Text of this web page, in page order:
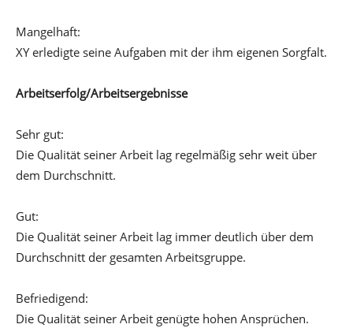
Mangelhaft:
XY erledigte seine Aufgaben mit der ihm eigenen Sorgfalt.
Arbeitserfolg/Arbeitsergebnisse
Sehr gut:
Die Qualität seiner Arbeit lag regelmäßig sehr weit über
dem Durchschnitt.
Gut:
Die Qualität seiner Arbeit lag immer deutlich über dem
Durchschnitt der gesamten Arbeitsgruppe.
Befriedigend:
Die Qualität seiner Arbeit genügte hohen Ansprüchen.